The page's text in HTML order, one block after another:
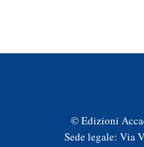
© Edizioni
Sede legale: Via